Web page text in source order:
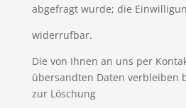
abgefragt wurde; die
widerrufbar.
Die von Ihnen an uns per
übersandten Daten verbleiben
zur Löschung